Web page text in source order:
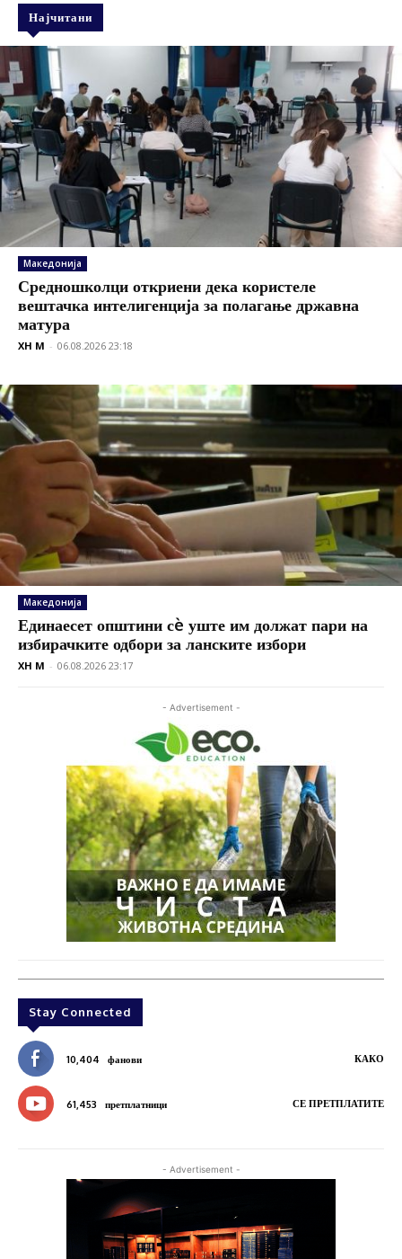
Најчитани
Македонија
Средношколци откриени дека користеле
вештачка интелигенција за полагање државна
матура
XH M - 06.08.2026 23:18
Македонија
Единаесет општини сè уште им должат пари на
избирачките одбори за ланските избори
XH M - 06.08.2026 23:17
- Advertisement -
Stay Connected
10,404 фанови КАКО
61,453 претплатници СЕ ПРЕТПЛАТИТЕ
- Advertisement -